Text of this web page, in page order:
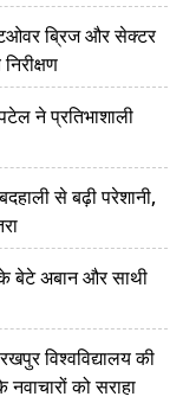
ब्रिज और सेक्टर
ने प्रतिभाशाली
से बढ़ी परेशानी,
बेटे अबान और साथी
विश्वविद्यालय की
नवाचारों को सराहा